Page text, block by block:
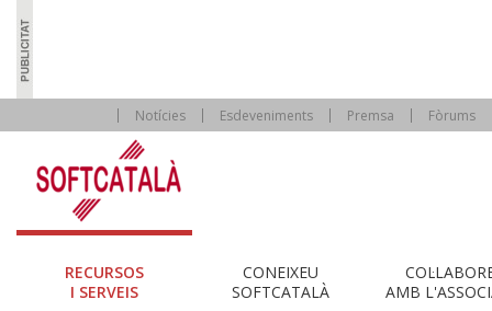
Notícies Esdeveniments Premsa Fòrums
RECURSOS
I SERVEIS
CONEIXEU
SOFTCATALÀ
AMB